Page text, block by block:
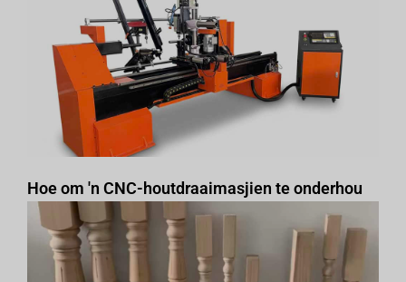
Hoe om 'n CNC-houtdraaimasjien te onderhou